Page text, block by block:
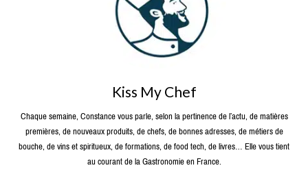
Kiss My Chef
Chaque semaine, Constance vous parle, selon la pertinence de l’actu, de matières
premières, de nouveaux produits, de chefs, de bonnes adresses, de métiers de
bouche, de vins et spiritueux, de formations, de food tech, de livres… Elle vous tient
au courant de la Gastronomie en France.